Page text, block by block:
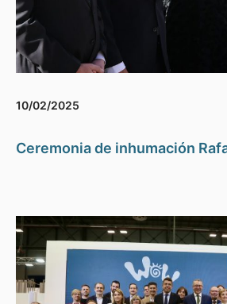
10/02/2025
Ceremonia de inhumación